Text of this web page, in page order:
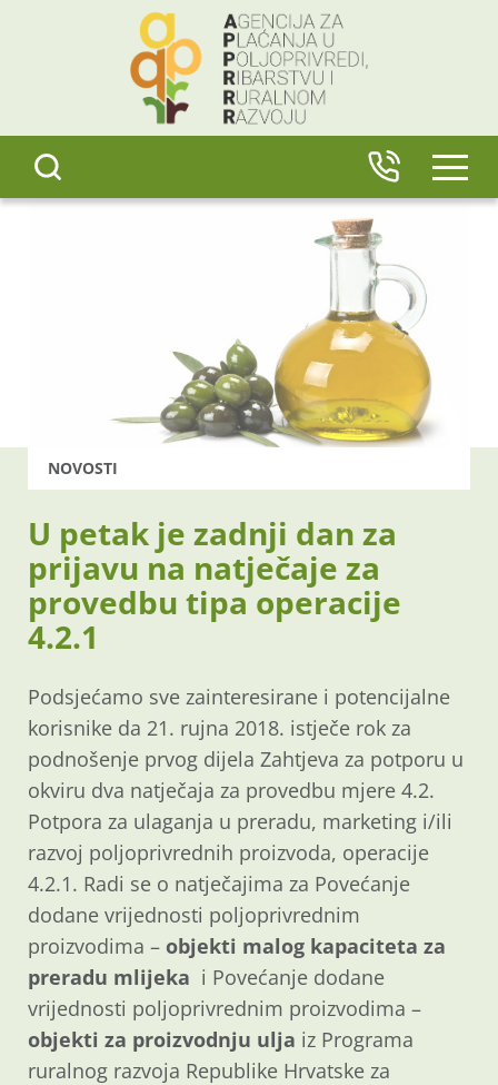
NOVOSTI
U petak je zadnji dan za
prijavu na natječaje za
provedbu tipa operacije
4.2.1
Podsjećamo sve zainteresirane i potencijalne
korisnike da 21. rujna 2018. istječe rok za
podnošenje prvog dijela Zahtjeva za potporu u
okviru dva natječaja za provedbu mjere 4.2.
Potpora za ulaganja u preradu, marketing i/ili
razvoj poljoprivrednih proizvoda, operacije
4.2.1. Radi se o natječajima za Povećanje
dodane vrijednosti poljoprivrednim
proizvodima – objekti malog kapaciteta za
preradu mlijeka i Povećanje dodane
vrijednosti poljoprivrednim proizvodima –
objekti za proizvodnju ulja iz Programa
ruralnog razvoja Republike Hrvatske za